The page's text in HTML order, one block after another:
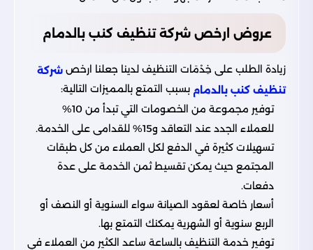
عروض ارخص شركة تنظيف كنب بالدمام
زيادة الطلب على خِدْمَات التنظيف لدينا جعلنا ارخص شركة
تنظيف كنب بالدمام بسبب التمتع بالمميزات التالية:
توفير مجموعة من الخصومات التي تبدأ من 10%
للعملاء الجدد عند التعاقد و15% للقدامى على الخدمة.
تسهيلات كثيرة في الدفع لكل العملاء من كل طبقات
المجتمع حيث يمكن تقسيط ثمن الخدمة على عدة
دفعات.
أسعار خاصة لعقود الصيانة سواء السنوية أو النصف أو
الربع سنوية أو الشهرية يمكنك التمتع بها.
توفير خدمة التنظيف بالساعة ساعد الكثير من العملاء في